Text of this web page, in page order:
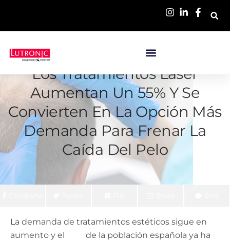
Los Tratamientos Láser
Aumentan Un 55% Y Se
Convierten En La Opción Más
Demanda Para Frenar La
Caída Del Pelo
La demanda de tratamientos estéticos sigue en
aumento y el
de la población española ya ha